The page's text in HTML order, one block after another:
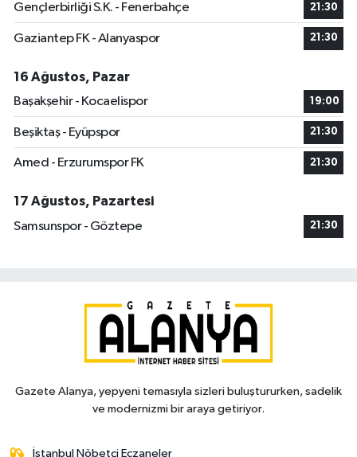
Gençlerbirliği S.K. - Fenerbahçe 21:30
Gaziantep FK - Alanyaspor 21:30
16 Ağustos, Pazar
Başakşehir - Kocaelispor
19:00
Beşiktaş - Eyüpspor 21:30
Amed - Erzurumspor FK 21:30
17 Ağustos, Pazartesi
Samsunspor - Göztepe
21:30
Gazete Alanya, yepyeni temasıyla sizleri buluştururken, sadelik
ve modernizmi bir araya getiriyor.
İstanbul Nöbetçi Eczaneler